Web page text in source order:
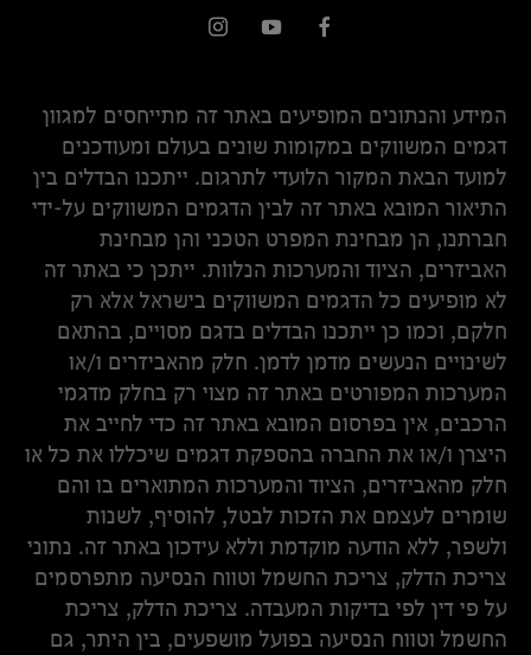
המידע והנתונים המופיעים באתר זה מתייחסים למגוון
דגמים המשווקים במקומות שונים בעולם ומעודכנים
למועד הבאת המקור הלועדי לתרגום. ייתכנו הבדלים בין
התיאור המובא באתר זה לבין הדגמים המשווקים על-ידי
חברתנו, הן מבחינת המפרט הטכני והן מבחינת
האביזרים, הציוד והמערכות הנלוות. ייתכן כי באתר זה
לא מופיעים כל הדגמים המשווקים בישראל אלא רק
חלקם, וכמו כן ייתכנו הבדלים בדגם מסויים, בהתאם
לשינויים הנעשים מדמן לדמן. חלק מהאביזרים ו/או
המערכות המפורטים באתר זה מצוי רק בחלק מדגמי
הרכבים, אין בפרסום המובא באתר זה כדי לחייב את
היצרן ו/או את החברה בהספקת דגמים שיכללו את כל או
חלק מהאביזרים, הציוד והמערכות המתוארים בו והם
שומרים לעצמם את הזכות לבטל, להוסיף, לשנות
ולשפר, ללא הודעה מוקדמת וללא עידכון באתר זה. נתוני
צריכת הדלק, צריכת החשמל וטווח הנסיעה מתפרסמים
על פי דין לפי בדיקות המעבדה. צריכת הדלק, צריכת
החשמל וטווח הנסיעה בפועל מושפעים, בין היתר, גם